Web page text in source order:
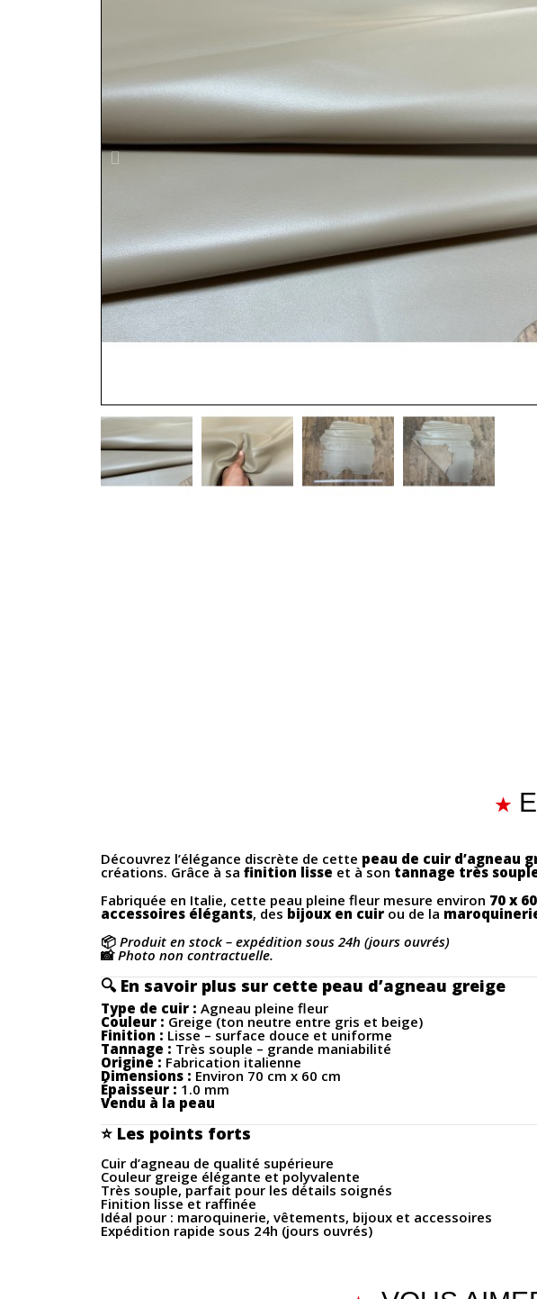
Découvrez l’élégance discrète de cette peau de cuir d’agneau
créations. Grâce à sa finition lisse et à son tannage très
Fabriquée en Italie, cette peau pleine fleur mesure environ 70 x
accessoires élégants, des bijoux en cuir ou de la
📦 Produit en stock – expédition sous 24h (jours ouvrés)
📸Photo non contractuelle.
🔍 En savoir plus sur cette peau d’agneau greige
Type de cuir : Agneau pleine fleur
Couleur : Greige (ton neutre entre gris et beige)
Finition : Lisse – surface douce et uniforme
Tannage : Très souple – grande maniabilité
Origine : Fabrication italienne
Dimensions : Environ 70 cm x 60 cm
Épaisseur : 1.0 mm
Vendu à la peau
⭐ Les points forts
Cuir d’agneau de qualité supérieure
Couleur greige élégante et polyvalente
Très souple, parfait pour les détails soignés
Finition lisse et raffinée
Idéal pour : maroquinerie, vêtements, bijoux et accessoires
Expédition rapide sous 24h (jours ouvrés)